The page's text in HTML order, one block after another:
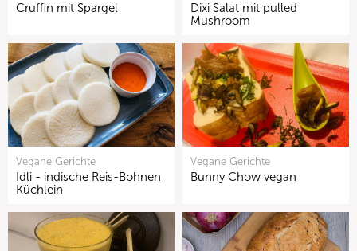
Cruffin mit Spargel
Dixi Salat mit pulled
Mushroom
Vegane Gerichte
Idli - indische Reis-Bohnen
Küchlein
Vegane Gerichte
Bunny Chow vegan